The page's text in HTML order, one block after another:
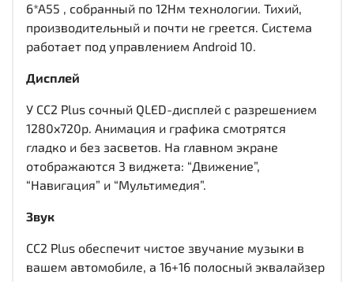
6*A55 , собранный по 12Нм технологии. Тихий,
производительный и почти не греется. Система
работает под управлением Android 10.
Дисплей
У CC2 Plus сочный QLED-дисплей c разрешением
1280x720р. Анимация и графика смотрятся
гладко и без засветов. На главном экране
отображаются 3 виджета: “Движение”,
“Навигация” и “Мультимедия”.
Звук
CC2 Plus обеспечит чистое звучание музыки в
вашем автомобиле, а 16+16 полосный эквалайзер